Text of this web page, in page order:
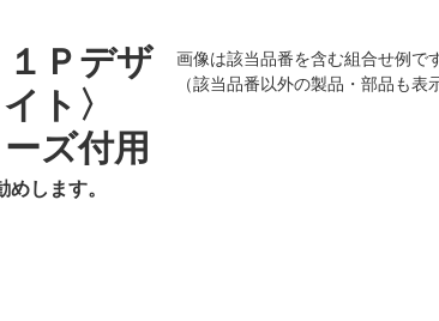
Ｐデザ
ト〉
ズ付用
します。
画像は該当品番を含む組合せ例です
（該当品番以外の製品・部品も表